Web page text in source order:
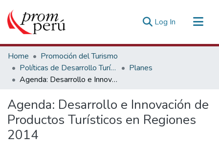
Log In (current)
Communities & Collections
All of DSpace
Statistics
Home
Promoción del Turismo
Políticas de Desarrollo Turístico
Planes
Agenda: Desarrollo e Innovación de Productos Turísticos en Regiones 2014
Agenda: Desarrollo e Innovación de
Productos Turísticos en Regiones
2014